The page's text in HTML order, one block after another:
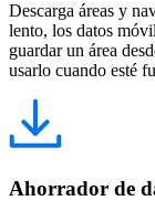
Descarga áreas y
lento, los datos
guardar un área
usarlo cuando esté
Ahorrador de